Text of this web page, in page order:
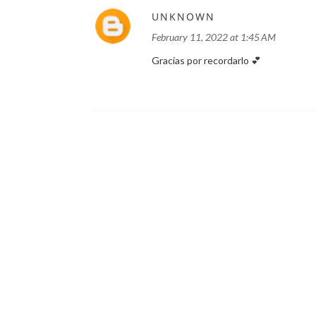
UNKNOWN
February 11, 2022 at 1:45 AM
Gracias por recordarlo 💕